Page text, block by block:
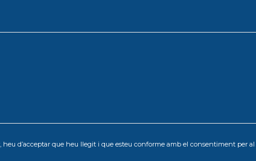
heu d’acceptar que heu llegit i que esteu conforme amb el consentiment per al